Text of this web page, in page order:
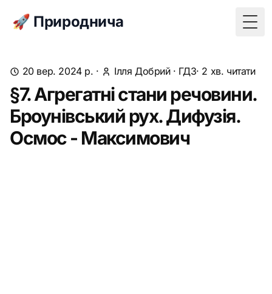
🚀 Природнича
20 вер. 2024 р. · Ілля Добрий· ГДЗ· 2 хв. читати
§7. Агрегатні стани речовини.
Броунівський рух. Дифузія.
Осмос - Максимович